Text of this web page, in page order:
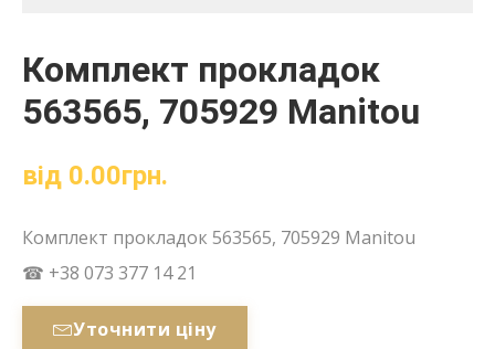
Комплект прокладок
563565, 705929 Manitou
від 0.00грн.
Комплект прокладок 563565, 705929 Manitou
☎ +38 073 377 14 21
Уточнити ціну